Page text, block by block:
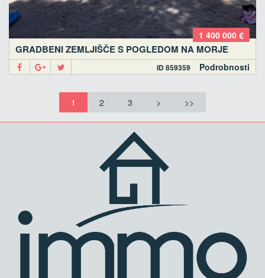
1 400 000 €
GRADBENI ZEMLJIŠČE S POGLEDOM NA MORJE
Podrobnosti
ID 859359
1 2 3 > >>